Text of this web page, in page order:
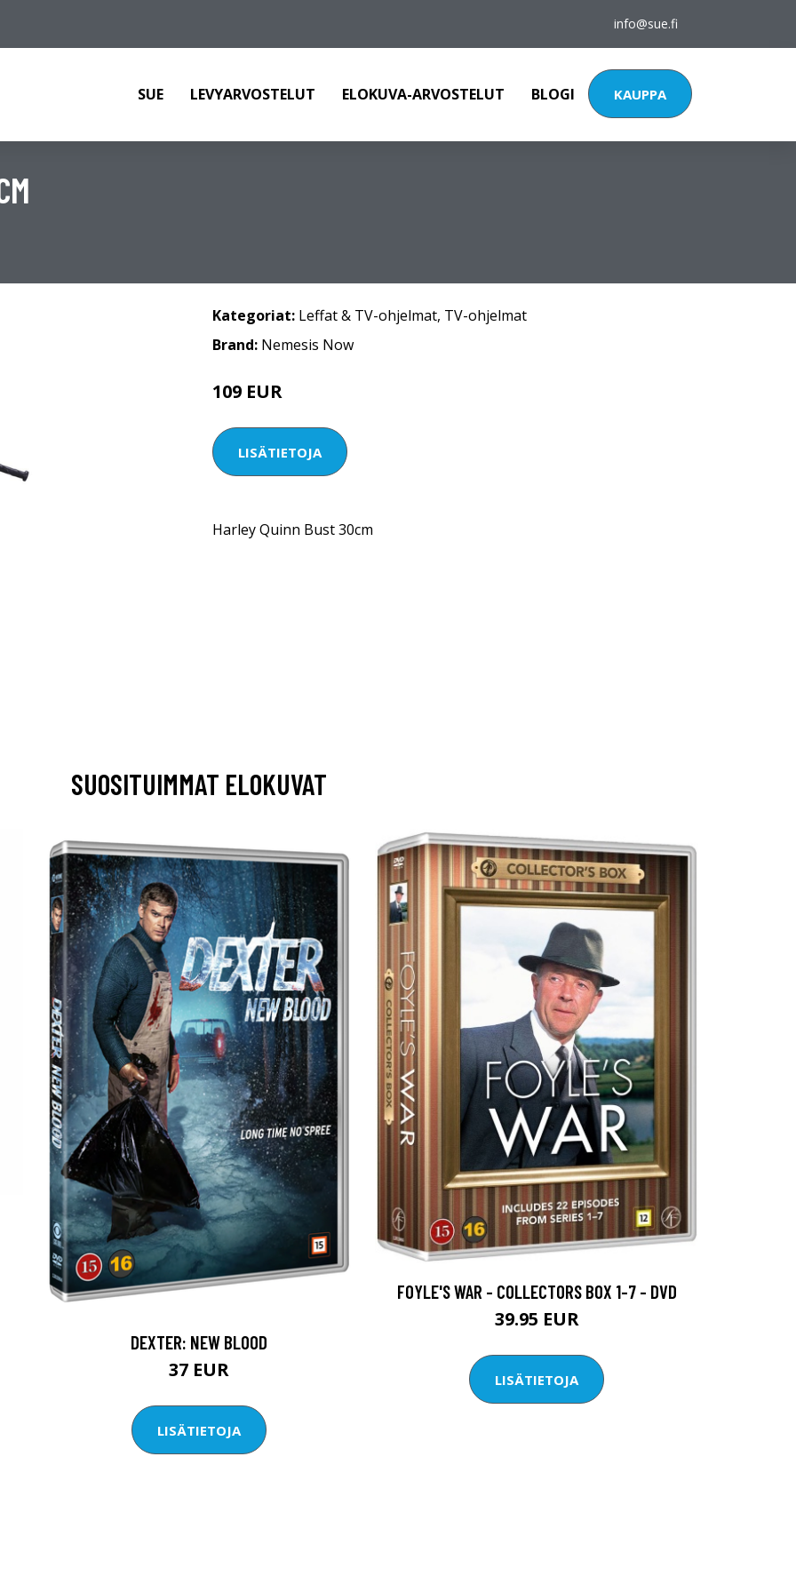
info@sue.fi
SUE LEVYARVOSTELUT ELOKUVA-ARVOSTELUT BLOGI KAUPPA
Kategoriat: Leffat & TV-ohjelmat, TV-ohjelmat
Brand: Nemesis Now
109 EUR
LISÄTIETOJA
Harley Quinn Bust 30cm
SUOSITUIMMAT ELOKUVAT
DEXTER: NEW BLOOD
37 EUR
LISÄTIETOJA
FOYLE'S WAR - COLLECTORS BOX 1-7 - DVD
39.95 EUR
LISÄTIETOJA